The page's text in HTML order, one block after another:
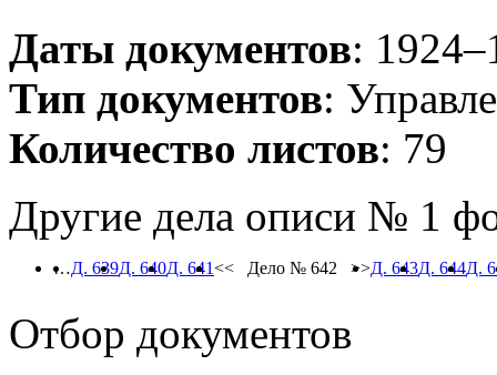
Даты документов:
Тип документов:
Количество листов: 79
Другие дела описи № 1
…Д. 639Д. 640Д. 641<< Дело № 642 >>Д. 643Д. 644Д.
Отбор документов